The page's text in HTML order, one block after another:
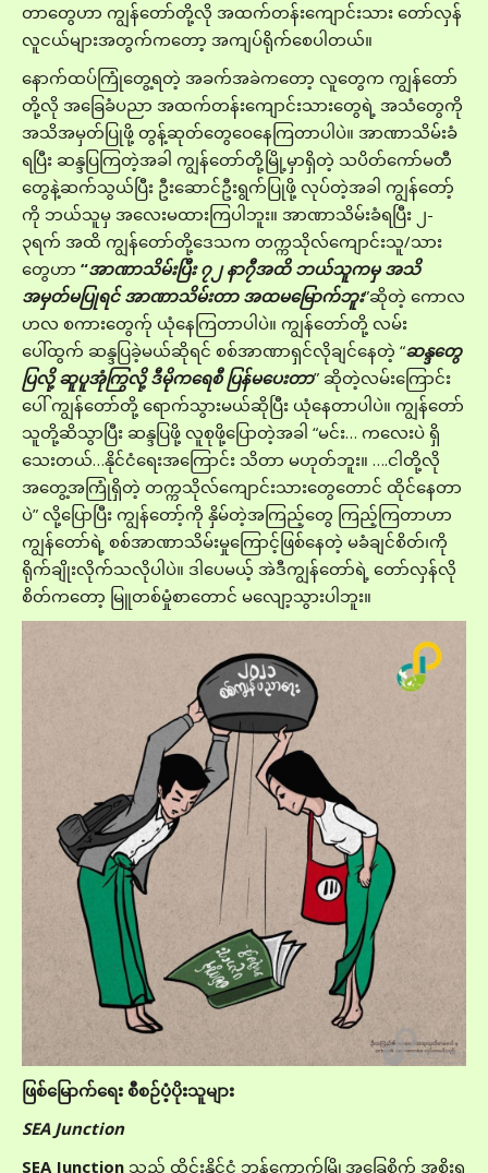
တာတွေဟာ ကျွန်တော်တို့လို အထက်တန်းကျောင်းသား တော်လှန်
လူငယ်များအတွက်ကတော့ အကျပ်ရိုက်စေပါတယ်။
နောက်ထပ်ကြုံတွေ့ရတဲ့ အခက်အခဲကတော့ လူတွေက ကျွန်တော်
တို့လို အခြေခံပညာ အထက်တန်းကျောင်းသားတွေရဲ့ အသံတွေကို
အသိအမှတ်ပြုဖို့ တွန့်ဆုတ်တွေဝေနေကြတာပါပဲ။ အာဏာသိမ်းခံ
ရပြီး ဆန္ဒပြကြတဲ့အခါ ကျွန်တော်တို့မြို့မှာရှိတဲ့ သပိတ်ကော်မတီ
တွေနဲ့ဆက်သွယ်ပြီး ဦးဆောင်ဦးရွက်ပြုဖို့ လုပ်တဲ့အခါ ကျွန်တော့်
ကို ဘယ်သူမှ အလေးမထားကြပါဘူး။ အာဏာသိမ်းခံရပြီး ၂-
၃ရက် အထိ ကျွန်တော်တို့ဒေသက တက္ကသိုလ်ကျောင်းသူ/သား
တွေဟာ “အာဏာသိမ်းပြီး ၇၂ နာ၇ီအထိ ဘယ်သူကမှ အသိ
အမှတ်မပြုရင် အာဏာသိမ်းတာ အထမမြောက်ဘူး”ဆိုတဲ့ ကောလ
ဟလ စကားတွေက်ု ယုံနေကြတာပါပဲ။ ကျွန်တော်တို့ လမ်း
ပေါ်ထွက် ဆန္ဒပြခဲ့မယ်ဆိုရင် စစ်အာဏာရှင်လိုချင်နေတဲ့ “ဆန္ဒတွေ
ပြလို့ ဆူပူအုံကြွလို့ ဒီမိုကရေစီ ပြန်မပေးတာ” ဆိုတဲ့လမ်းကြောင်း
ပေါ် ကျွန်တော်တို့ ရောက်သွားမယ်ဆိုပြီး ယုံနေတာပါပဲ။ ကျွန်တော်
သူတို့ဆိသွာပြီး ဆန္ဒပြဖို့ လူစုဖို့ပြောတဲ့အခါ “မင်း… ကလေးပဲ ရှိ
သေးတယ်…နိုင်ငံရေးအကြောင်း သိတာ မဟုတ်ဘူး။ ….ငါတို့လို
အတွေ့အကြုံရှိတဲ့ တက္ကသိုလ်ကျောင်းသားတွေတောင် ထိုင်နေတာ
ပဲ” လို့ပြောပြီး ကျွန်တော့်ကို နှိမ်တဲ့အကြည့်တွေ ကြည့်ကြတာဟာ
ကျွန်တော်ရဲ့ စစ်အာဏာသိမ်းမှုကြောင့်ဖြစ်နေတဲ့ မခံချင်စိတ်၊ကို
ရိုက်ချိုးလိုက်သလိုပါပဲ။ ဒါပေမယ့် အဲဒီကျွန်တော်ရဲ့ တော်လှန်လို
စိတ်ကတော့ မြူတစ်မှုံစာတောင် မလျော့သွားပါဘူး။
ဖြစ်မြောက်ရေး စီစဉ်ပံ့ပိုးသူများ
SEA Junction
SEA Junction သည် ထိုင်းနိုင်ငံ ဘန်ကောက်မြို့အခြေစိုက် အစိုးရ